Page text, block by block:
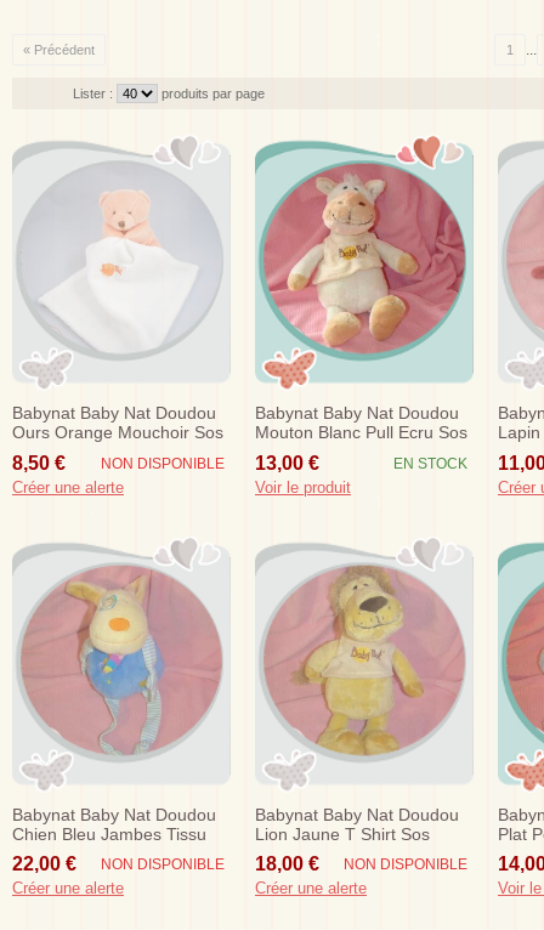
« Précédent 1 ...
Lister : produits par page
Babynat Baby Nat Doudou
Ours Orange Mouchoir Sos
8,50 € NON DISPONIBLE
Créer une alerte
Babynat Baby Nat Doudou
Mouton Blanc Pull Ecru Sos
13,00 € EN STOCK
Voir le produit
Rose
Créer
Babynat Baby Nat Doudou
Chien Bleu Jambes Tissu
Sos
22,00 € NON DISPONIBLE
Créer une alerte
Babynat Baby Nat Doudou
Lion Jaune T Shirt Sos
18,00 € NON DISPONIBLE
Créer une alerte
Plat
Voir